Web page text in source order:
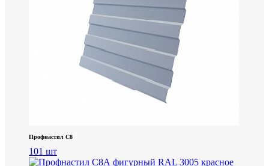
Профнастил С8
101 шт